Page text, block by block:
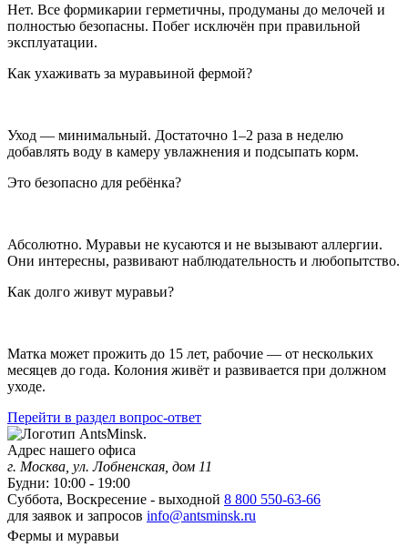
Нет. Все формикарии герметичны, продуманы до мелочей и
полностью безопасны. Побег исключён при правильной
эксплуатации.
Как ухаживать за муравьиной фермой?
Уход — минимальный. Достаточно 1–2 раза в неделю
добавлять воду в камеру увлажнения и подсыпать корм.
Это безопасно для ребёнка?
Абсолютно. Муравьи не кусаются и не вызывают аллергии.
Они интересны, развивают наблюдательность и любопытство.
Как долго живут муравьи?
Матка может прожить до 15 лет, рабочие — от нескольких
месяцев до года. Колония живёт и развивается при должном
уходе.
Перейти в раздел вопрос-ответ
Адрес нашего офиса
г. Москва, ул. Лобненская, дом 11
Будни: 10:00 - 19:00
Суббота, Воскресение - выходной 8 800 550-63-66
для заявок и запросов info@antsminsk.ru
Фермы и муравьи